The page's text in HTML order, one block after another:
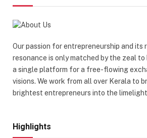
Our passion for entrepreneurship and its
resonance is only matched by the zeal to
a single platform for a free-flowing
visions. We work from all over Kerala to
brightest entrepreneurs into the
Highlights